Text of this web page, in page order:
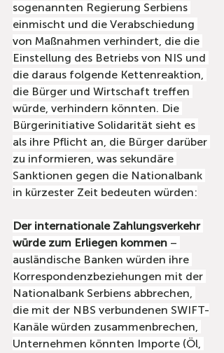
sogenannten Regierung Serbiens
einmischt und die Verabschiedung
von Maßnahmen verhindert, die die
Einstellung des Betriebs von NIS und
die daraus folgende Kettenreaktion,
die Bürger und Wirtschaft treffen
würde, verhindern könnten. Die
Bürgerinitiative Solidarität sieht es
als ihre Pflicht an, die Bürger darüber
zu informieren, was sekundäre
Sanktionen gegen die Nationalbank
in kürzester Zeit bedeuten würden:
Der internationale Zahlungsverkehr
würde zum Erliegen kommen –
ausländische Banken würden ihre
Korrespondenzbeziehungen mit der
Nationalbank Serbiens abbrechen,
die mit der NBS verbundenen SWIFT-
Kanäle würden zusammenbrechen,
Unternehmen könnten Importe (Öl,